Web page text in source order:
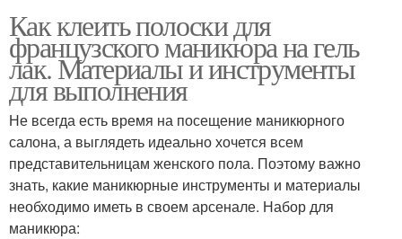
Как клеить полоски для
французского маникюра на гель
лак. Материалы и инструменты
для выполнения
Не всегда есть время на посещение маникюрного
салона, а выглядеть идеально хочется всем
представительницам женского пола. Поэтому важно
знать, какие маникюрные инструменты и материалы
необходимо иметь в своем арсенале. Набор для
маникюра: